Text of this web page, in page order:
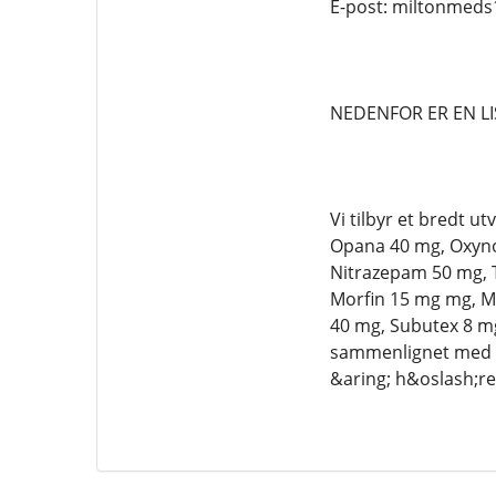
E-post:
NEDENFOR ER EN
Vi tilbyr et bredt
Opana 40 mg,
Nitrazepam 50 mg,
Morfin 15 mg mg,
40 mg, Subutex 8
sammenlignet
&aring;